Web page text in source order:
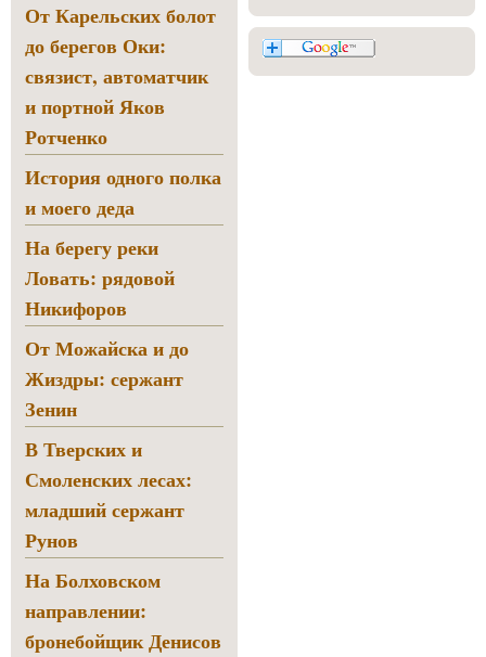
От Карельских болот
до берегов Оки:
связист, автоматчик
и портной Яков
Ротченко
История одного полка
и моего деда
На берегу реки
Ловать: рядовой
Никифоров
От Можайска и до
Жиздры: сержант
Зенин
В Тверских и
Смоленских лесах:
младший сержант
Рунов
На Болховском
направлении:
бронебойщик Денисов